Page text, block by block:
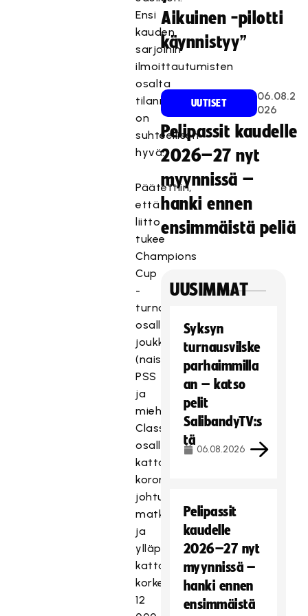
Ensi
kauden
sarjoihin
ilmoittautumisten
osalta
tilanne
on
suhteellisen
hyvä.
Päätettiin,
että
liitto
tukee
Champions
Cup
-
turnaukseen
osallistuvia
joukkueita
(naiset:
PSS
ja
miehet:
Classic)
osallistumiskustannusten
kattamiseksi
koronavirustilanteesta
johtuen
matka-
ja
ylläpitokustannusten
kattamiseksi
korkeintaan
12
Aikuinen -pilotti
käynnistyy”
UUTISET
06.08.2
026
Pelipassit kaudelle
2026–27 nyt
myynnissä –
hanki ennen
ensimmäistä peliä
UUSIMMAT
Syksyn
turnausvilske
parhaimmilla
an – katso
pelit
SalibandyTV:s
tä
06.08.2026
Pelipassit
kaudelle
2026–27 nyt
myynnissä –
hanki ennen
ensimmäistä